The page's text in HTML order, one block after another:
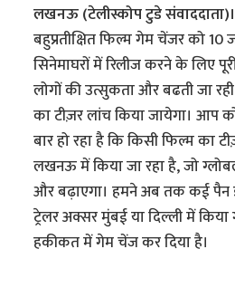
लखनऊ (टेलीस्कोप टुडे
बहुप्रतीक्षित फिल्म गेम चेंजर को 10
सिनेमाघरों में रिलीज करने के लिए
लोगों की उत्सुकता और बढती जा
का टीज़र लांच किया जायेगा। आप
बार हो रहा है कि किसी फिल्म का
लखनऊ में किया जा रहा है, जो
और बढ़ाएगा। हमने अब तक कई पैन
ट्रेलर अक्सर मुंबई या दिल्ली में
हकीकत में गेम चेंज कर दिया है।